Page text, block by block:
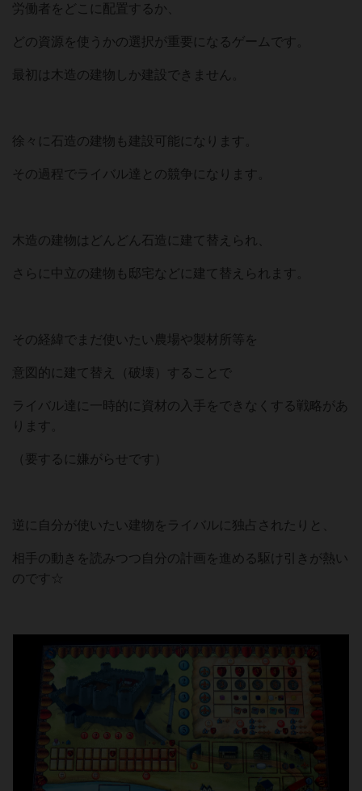
労働者をどこに配置するか、
どの資源を使うかの選択が重要になるゲームです。
最初は木造の建物しか建設できません。
徐々に石造の建物も建設可能になります。
その過程でライバル達との競争になります。
木造の建物はどんどん石造に建て替えられ、
さらに中立の建物も邸宅などに建て替えられます。
その経緯でまだ使いたい農場や製材所等を
意図的に建て替え（破壊）することで
ライバル達に一時的に資材の入手をできなくする戦略があ
ります。
（要するに嫌がらせです）
逆に自分が使いたい建物をライバルに独占されたりと、
相手の動きを読みつつ自分の計画を進める駆け引きが熱い
のです☆